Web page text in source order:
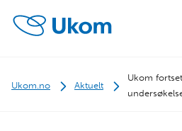
Ukom.no Aktuelt
Ukom